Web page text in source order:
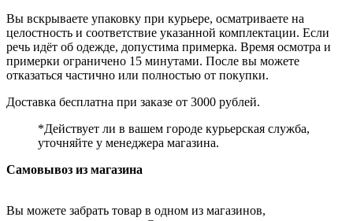
Вы вскрываете упаковку при курьере, осматриваете на
целостность и соответствие указанной комплектации. Если
речь идёт об одежде, допустима примерка. Время осмотра и
примерки ограничено 15 минутами. После вы можете
отказаться частично или полностью от покупки.
Доставка бесплатна при заказе от 3000 рублей.
*Действует ли в вашем городе курьерская служба,
уточняйте у менеджера магазина.
Самовывоз из магазина
Вы можете забрать товар в одном из магазинов,